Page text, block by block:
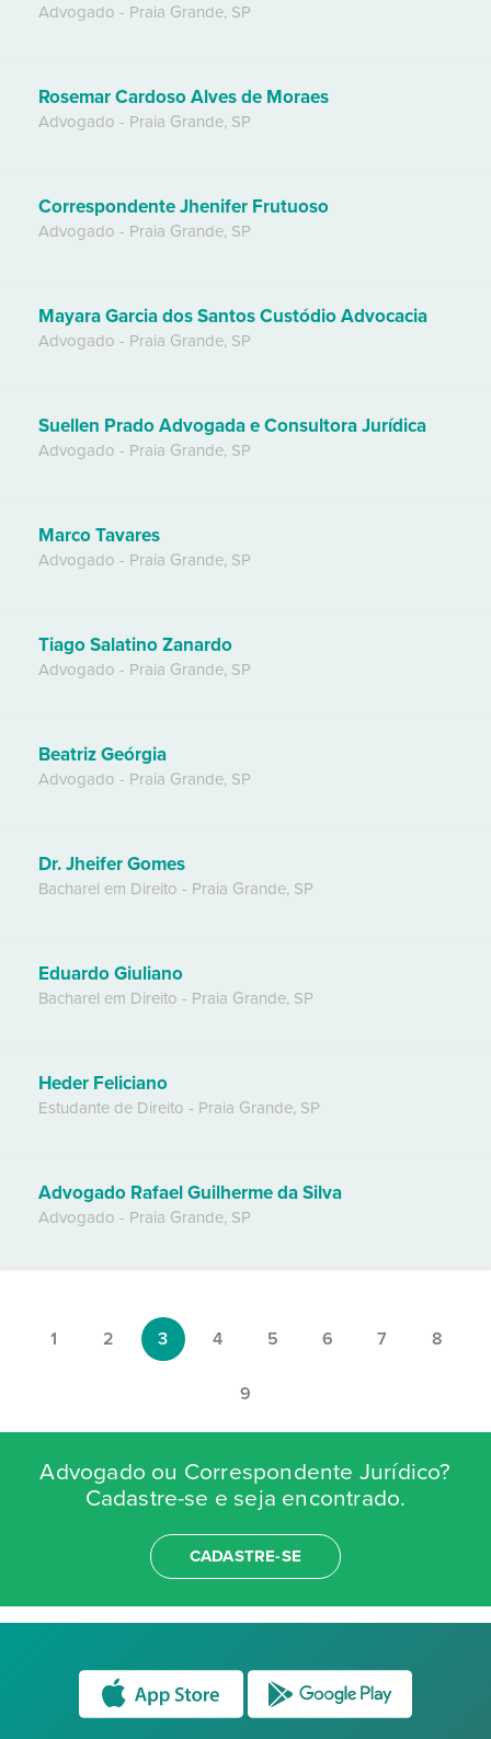
Advogado - Praia Grande, SP
Rosemar Cardoso Alves de Moraes
Advogado - Praia Grande, SP
Correspondente Jhenifer Frutuoso
Advogado - Praia Grande, SP
Mayara Garcia dos Santos Custódio Advocacia
Advogado - Praia Grande, SP
Suellen Prado Advogada e Consultora Jurídica
Advogado - Praia Grande, SP
Marco Tavares
Advogado - Praia Grande, SP
Tiago Salatino Zanardo
Advogado - Praia Grande, SP
Beatriz Geórgia
Advogado - Praia Grande, SP
Dr. Jheifer Gomes
Bacharel em Direito - Praia Grande, SP
Eduardo Giuliano
Bacharel em Direito - Praia Grande, SP
Heder Feliciano
Estudante de Direito - Praia Grande, SP
Advogado Rafael Guilherme da Silva
Advogado - Praia Grande, SP
1 2 3 4 5 6 7 8
9
Advogado ou Correspondente Jurídico?
Cadastre-se e seja encontrado.
CADASTRE-SE